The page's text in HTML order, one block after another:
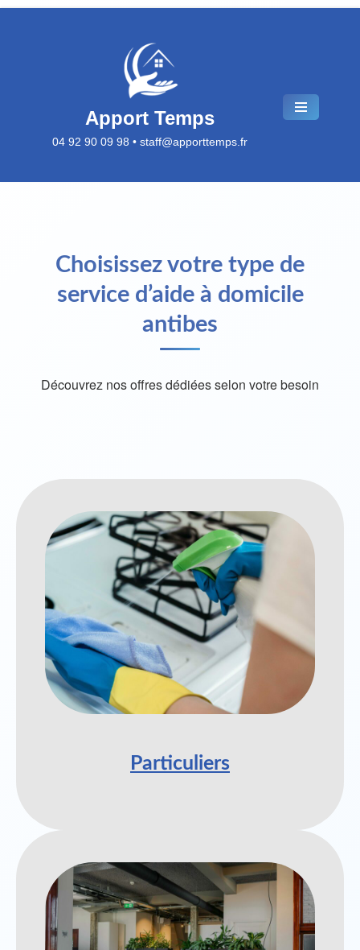
Apport Temps
04 92 90 09 98 • staff@apporttemps.fr
Choisissez votre type de
service d’aide à domicile
antibes
Découvrez nos offres dédiées selon votre besoin
Particuliers